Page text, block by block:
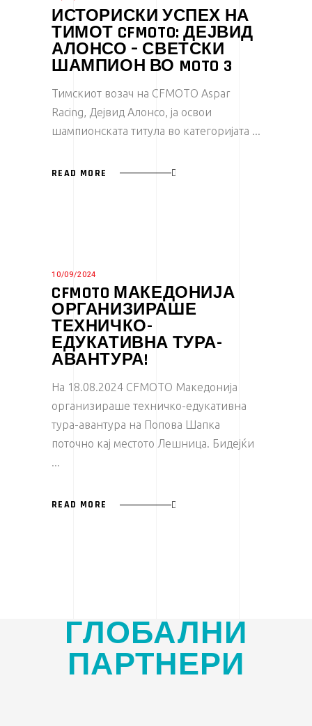
ИСТОРИСКИ УСПЕХ НА
ТИМОТ CFMOTO: ДЕЈВИД
АЛОНСО – СВЕТСКИ
ШАМПИОН ВО MOTO 3
Тимскиот возач на CFMOTO Aspar
Racing, Дејвид Алонсо, ја освои
шампионската титула во категоријата
READ MORE
10/09/2024
CFMOTO МАКЕДОНИЈА
ОРГАНИЗИРАШЕ
ТЕХНИЧКО-
ЕДУКАТИВНА ТУРА-
АВАНТУРА!
На 18.08.2024 CFMOTO Mакедонија
организираше техничко-едукативна
тура-авантура на Попова Шапка
поточно кај местото Лешница. Бидејќи
READ MORE
ГЛОБАЛНИ
ПАРТНЕРИ